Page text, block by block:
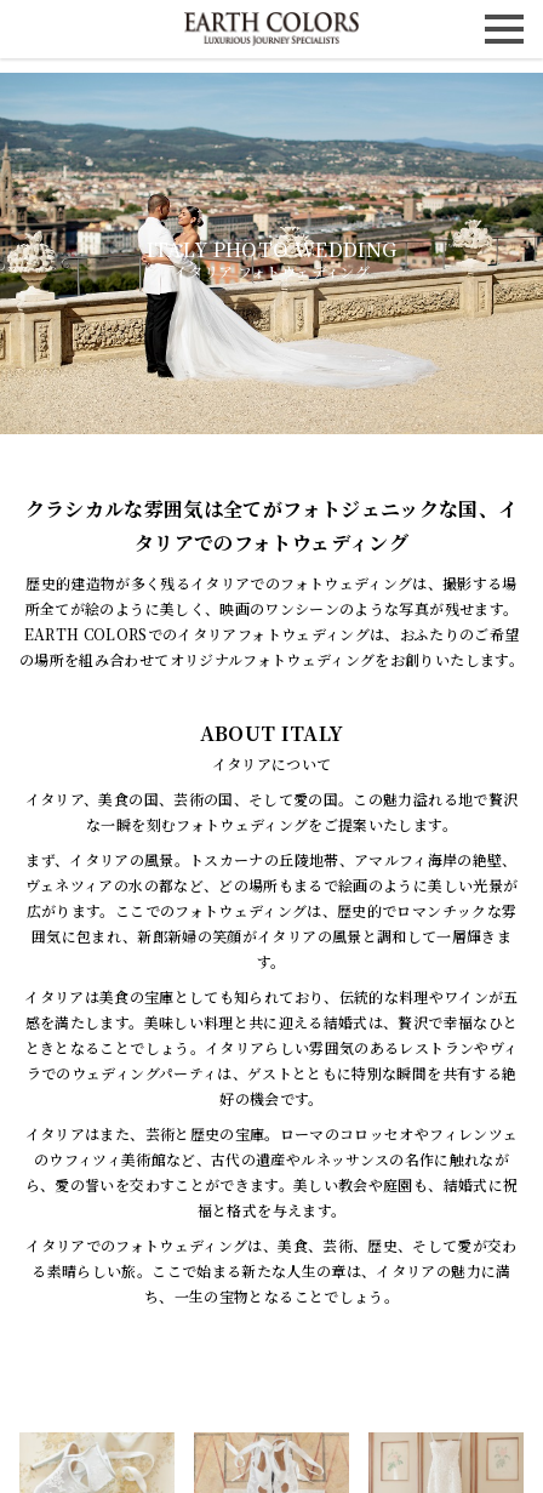
イタリア フォトウェディング
クラシカルな雰囲気は全てがフォトジェニックな国、イ
タリアでのフォトウェディング
歴史的建造物が多く残るイタリアでのフォトウェディングは、撮影する場
所全てが絵のように美しく、映画のワンシーンのような写真が残せます。
EARTH COLORSでのイタリアフォトウェディングは、おふたりのご希望
の場所を組み合わせてオリジナルフォトウェディングをお創りいたします。
ABOUT ITALY
イタリアについて
イタリア、美食の国、芸術の国、そして愛の国。この魅力溢れる地で贅沢
な一瞬を刻むフォトウェディングをご提案いたします。
まず、イタリアの風景。トスカーナの丘陵地帯、アマルフィ海岸の絶壁、
ヴェネツィアの水の都など、どの場所もまるで絵画のように美しい光景が
広がります。ここでのフォトウェディングは、歴史的でロマンチックな雰
囲気に包まれ、新郎新婦の笑顔がイタリアの風景と調和して一層輝きま
す。
イタリアは美食の宝庫としても知られており、伝統的な料理やワインが五
感を満たします。美味しい料理と共に迎える結婚式は、贅沢で幸福なひと
ときとなることでしょう。イタリアらしい雰囲気のあるレストランやヴィ
ラでのウェディングパーティは、ゲストとともに特別な瞬間を共有する絶
好の機会です。
イタリアはまた、芸術と歴史の宝庫。ローマのコロッセオやフィレンツェ
のウフィツィ美術館など、古代の遺産やルネッサンスの名作に触れなが
ら、愛の誓いを交わすことができます。美しい教会や庭園も、結婚式に祝
福と格式を与えます。
イタリアでのフォトウェディングは、美食、芸術、歴史、そして愛が交わ
る素晴らしい旅。ここで始まる新たな人生の章は、イタリアの魅力に満
ち、一生の宝物となることでしょう。